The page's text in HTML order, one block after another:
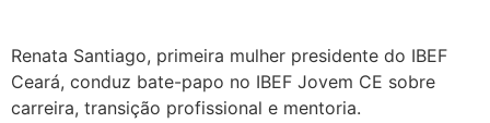
Renata Santiago, primeira mulher presidente do IBEF
Ceará, conduz bate-papo no IBEF Jovem CE sobre
carreira, transição profissional e mentoria.